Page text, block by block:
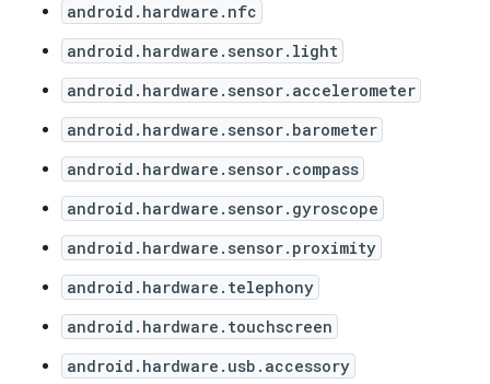
android.hardware.nfc
android.hardware.sensor.light
android.hardware.sensor.accelerometer
android.hardware.sensor.barometer
android.hardware.sensor.compass
android.hardware.sensor.gyroscope
android.hardware.sensor.proximity
android.hardware.telephony
android.hardware.touchscreen
android.hardware.usb.accessory